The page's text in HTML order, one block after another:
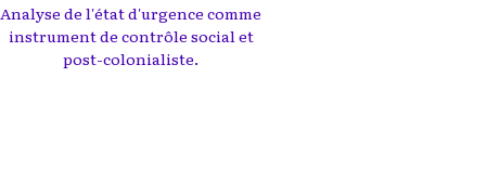
Analyse de l'état d'urgence comme
instrument de contrôle social et
post-colonialiste.